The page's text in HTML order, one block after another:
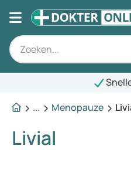
...
Menopauze
Livial